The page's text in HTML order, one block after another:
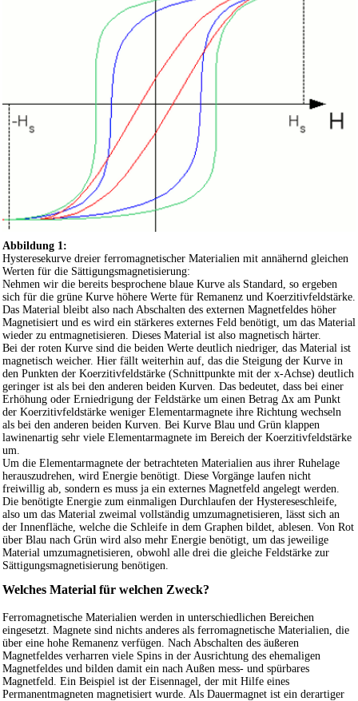
Abbildung 1:
Hysteresekurve dreier ferromagnetischer Materialien mit annähernd gleichen
Werten für die Sättigungsmagnetisierung:
Nehmen wir die bereits besprochene blaue Kurve als Standard, so ergeben
sich für die grüne Kurve höhere Werte für Remanenz und Koerzitivfeldstärke.
Das Material bleibt also nach Abschalten des externen Magnetfeldes höher
Magnetisiert und es wird ein stärkeres externes Feld benötigt, um das Material
wieder zu entmagnetisieren. Dieses Material ist also magnetisch härter.
Bei der roten Kurve sind die beiden Werte deutlich niedriger, das Material ist
magnetisch weicher. Hier fällt weiterhin auf, das die Steigung der Kurve in
den Punkten der Koerzitivfeldstärke (Schnittpunkte mit der x-Achse) deutlich
geringer ist als bei den anderen beiden Kurven. Das bedeutet, dass bei einer
Erhöhung oder Erniedrigung der Feldstärke um einen Betrag Δx am Punkt
der Koerzitivfeldstärke weniger Elementarmagnete ihre Richtung wechseln
als bei den anderen beiden Kurven. Bei Kurve Blau und Grün klappen
lawinenartig sehr viele Elementarmagnete im Bereich der Koerzitivfeldstärke
um.
Um die Elementarmagnete der betrachteten Materialien aus ihrer Ruhelage
herauszudrehen, wird Energie benötigt. Diese Vorgänge laufen nicht
freiwillig ab, sondern es muss ja ein externes Magnetfeld angelegt werden.
Die benötigte Energie zum einmaligen Durchlaufen der Hystereseschleife,
also um das Material zweimal vollständig umzumagnetisieren, lässt sich an
der Innenfläche, welche die Schleife in dem Graphen bildet, ablesen. Von Rot
über Blau nach Grün wird also mehr Energie benötigt, um das jeweilige
Material umzumagnetisieren, obwohl alle drei die gleiche Feldstärke zur
Sättigungsmagnetisierung benötigen.
Welches Material für welchen Zweck?
Ferromagnetische Materialien werden in unterschiedlichen Bereichen
eingesetzt. Magnete sind nichts anderes als ferromagnetische Materialien, die
über eine hohe Remanenz verfügen. Nach Abschalten des äußeren
Magnetfeldes verharren viele Spins in der Ausrichtung des ehemaligen
Magnetfeldes und bilden damit ein nach Außen mess- und spürbares
Magnetfeld. Ein Beispiel ist der Eisennagel, der mit Hilfe eines
Permanentmagneten magnetisiert wurde. Als Dauermagnet ist ein derartiger